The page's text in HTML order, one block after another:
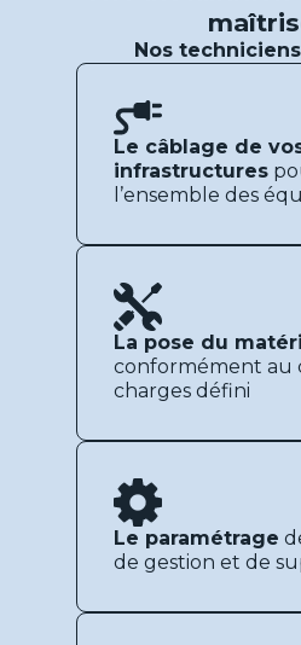
Nos
Le câblage de
infrastructures
l’ensemble des
La pose du
conformément au
charges défini
Le paramétrage
de gestion et de